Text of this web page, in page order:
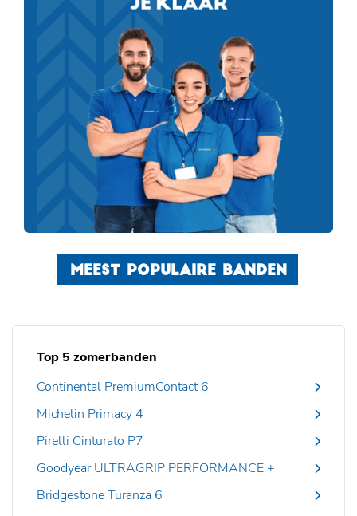
MEEST POPULAIRE BANDEN
Top 5 zomerbanden
Continental PremiumContact 6
Michelin Primacy 4
Pirelli Cinturato P7
Goodyear ULTRAGRIP PERFORMANCE +
Bridgestone Turanza 6